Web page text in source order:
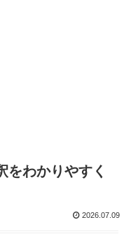
をわかりやすく
2026.07.09